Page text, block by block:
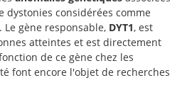
dystonies considérées comme
Le gène responsable, DYT1, est
atteintes et est directement
de ce gène chez les
font encore l'objet de recherches